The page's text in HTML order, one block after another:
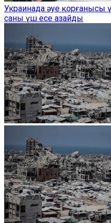
Украинада әуе
саны үш есе азайды